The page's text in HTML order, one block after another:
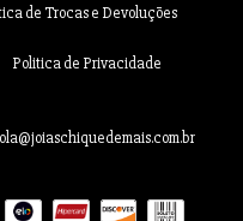
de Trocas e Devoluções
Politica de Privacidade
ola@joiaschiquedemais.com.br